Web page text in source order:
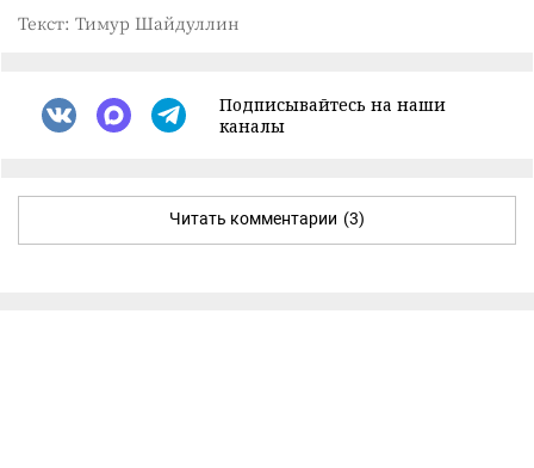
Текст: Тимур Шайдуллин
Подписывайтесь на наши
каналы
Читать комментарии (3)